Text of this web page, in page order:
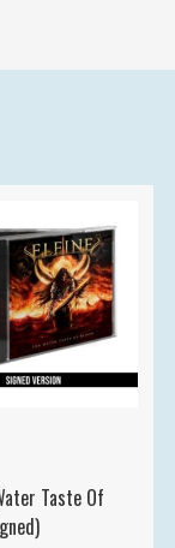
Taste Of